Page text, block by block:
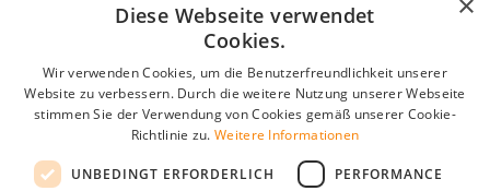
Login für Unternehmen
E-Mail*
Passwort
Angemeldet bleiben
Passwort vergessen?
Diese Webseite verwendet
Cookies.
Wir verwenden Cookies, um die Benutzerfreundlichkeit unserer
Website zu verbessern. Durch die weitere Nutzung unserer Webseite
stimmen Sie der Verwendung von Cookies gemäß unserer Cookie-
Richtlinie zu. Weitere Informationen
UNBEDINGT ERFORDERLICH PERFORMANCE